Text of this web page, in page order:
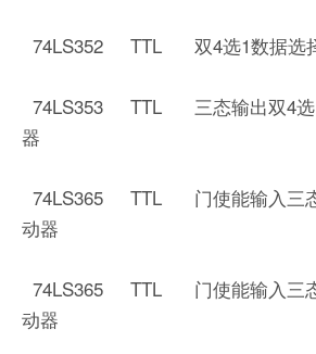
74LS352 TTL 双4选1数据选
74LS353 TTL 三态输出双4选
器
74LS365 TTL 门使能输入三
动器
74LS365 TTL 门使能输入三
动器